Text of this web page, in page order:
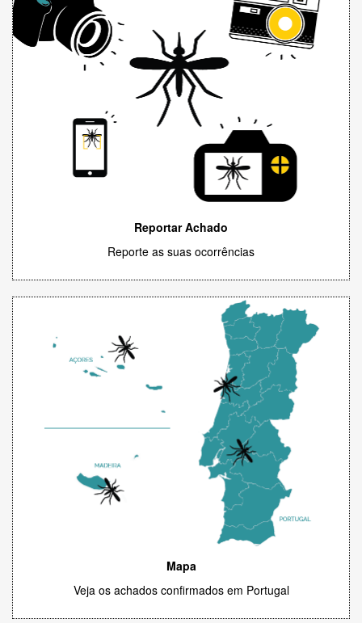
Reportar Achado
Reporte as suas ocorrências
Mapa
Veja os achados confirmados em Portugal